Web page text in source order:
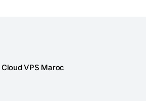
Cloud VPS Maroc